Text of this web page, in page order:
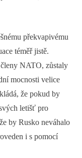
překvapivému
téměř jistě.
NATO, zůstaly
mocnosti velice
že pokud by
letišť pro
by Rusko neváhalo
i s pomocí